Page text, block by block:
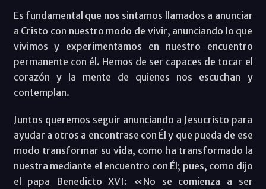
Es fundamental que nos sintamos llamados a anunciar
a Cristo con nuestro modo de vivir, anunciando lo que
vivimos y experimentamos en nuestro encuentro
permanente con él. Hemos de ser capaces de tocar el
corazón y la mente de quienes nos escuchan y
contemplan.
Juntos queremos seguir anunciando a Jesucristo para
ayudar a otros a encontrase con Él y que pueda de ese
modo transformar su vida, como ha transformado la
nuestra mediante el encuentro con Él; pues, como dijo
el papa Benedicto XVI: «No se comienza a ser